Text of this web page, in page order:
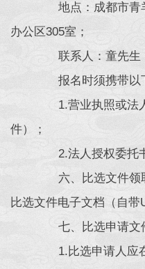
地点：成都市青
办公区305室；
联系人：童先生
报名时须携带以
1.营业执照或法人
件）；
2.法人授权委托书
六、比选文件领
比选文件电子文档（自带
七、比选申请文
1.比选申请人应在